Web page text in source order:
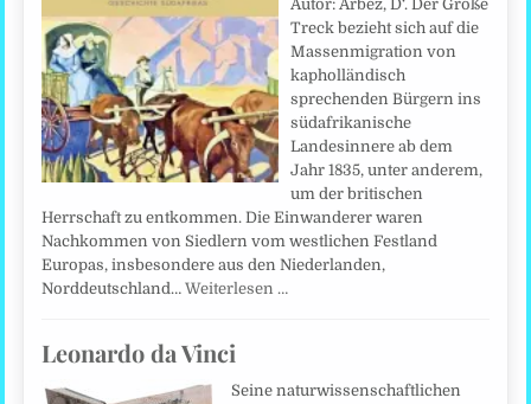
Autor: Arbez, D‘. Der Große
Treck bezieht sich auf die
Massenmigration von
kapholländisch
sprechenden Bürgern ins
südafrikanische
Landesinnere ab dem
Jahr 1835, unter anderem,
um der britischen
Herrschaft zu entkommen. Die Einwanderer waren
Nachkommen von Siedlern vom westlichen Festland
Europas, insbesondere aus den Niederlanden,
Norddeutschland…Weiterlesen …
Leonardo da Vinci
Seine naturwissenschaftlichen